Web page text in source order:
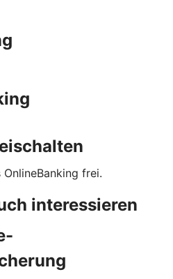
frei.
interessieren